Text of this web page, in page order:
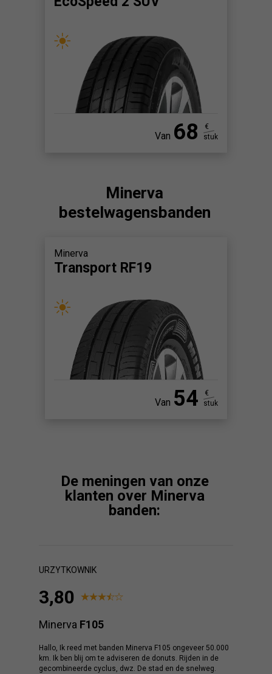
Van 68
€
stuk
Minerva
bestelwagensbanden
Minerva
Transport RF19
Van 54
€
stuk
De meningen van onze
klanten over Minerva
banden:
URZYTKOWNIK
3,80
Minerva F105
Hallo, Ik reed met banden Minerva F105 ongeveer 50.000
km. Ik ben blij om te adviseren de donuts. Rijden in de
gecombineerde cyclus, dwz. De stad en de snelweg.